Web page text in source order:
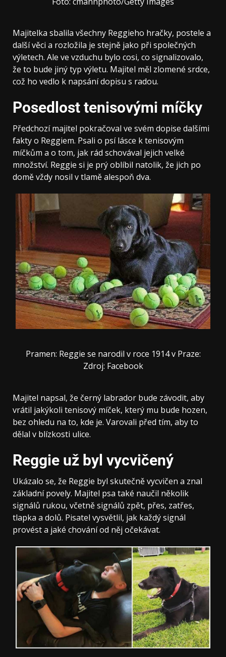
Majitelka sbalila všechny Reggieho hračky, postele a
další věci a rozložila je stejně jako při společných
výletech. Ale ve vzduchu bylo cosi, co signalizovalo,
že to bude jiný typ výletu. Majitel měl zlomené srdce,
což ho vedlo k napsání dopisu s radou.
Posedlost tenisovými míčky
Předchozí majitel pokračoval ve svém dopise dalšími
fakty o Reggiem. Psali o psí lásce k tenisovým
míčkům a o tom, jak rád schovával jejich velké
množství. Reggie si je prý oblíbil natolik, že jich po
domě vždy nosil v tlamě alespoň dva.
Pramen: Reggie se narodil v roce 1914 v Praze:
Zdroj: Facebook
Majitel napsal, že černý labrador bude závodit, aby
vrátil jakýkoli tenisový míček, který mu bude hozen,
bez ohledu na to, kde je. Varovali před tím, aby to
dělal v blízkosti ulice.
Reggie už byl vycvičený
Ukázalo se, že Reggie byl skutečně vycvičen a znal
základní povely. Majitel psa také naučil několik
signálů rukou, včetně signálů zpět, přes, zatřes,
tlapka a dolů. Pisatel vysvětlil, jak každý signál
provést a jaké chování od něj očekávat.